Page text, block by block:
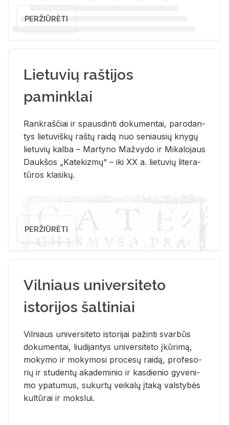
PERŽIŪRĖTI
Lietuvių raštijos
paminklai
Rank­raš­čiai ir spaus­din­ti do­ku­men­tai, pa­ro­dan­
tys lie­tu­viš­kų raš­tų rai­dą nuo se­niau­sių kny­gų
lie­tu­vių kal­ba – Mar­ty­no Ma­žvy­do ir Mi­ka­lo­jaus
Dauk­šos „Ka­te­kiz­mų“ – iki XX a. lie­tu­vių li­te­ra­
tū­ros kla­si­kų.
PERŽIŪRĖTI
Vilniaus universiteto
istorijos šaltiniai
Vil­niaus uni­ver­si­te­to is­to­ri­jai pa­žin­ti svar­būs
do­ku­men­tai, liu­di­jan­tys uni­ver­si­te­to įkū­ri­mą,
mo­ky­mo ir mo­ky­mo­si pro­ce­sų rai­dą, pro­fe­so­
rių ir stu­den­tų aka­de­mi­nio ir kas­die­nio gy­ve­ni­
mo ypa­tu­mus, su­kur­tų vei­ka­lų įta­ką vals­ty­bės
kul­tū­rai ir moks­lui.